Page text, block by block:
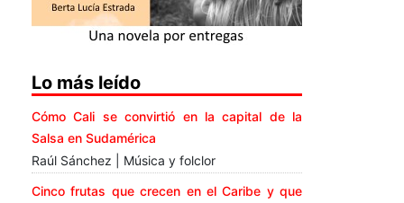
Lo más leído
Cómo Cali se convirtió en la capital de la
Salsa en Sudamérica
Raúl Sánchez | Música y folclor
Cinco frutas que crecen en el Caribe y que